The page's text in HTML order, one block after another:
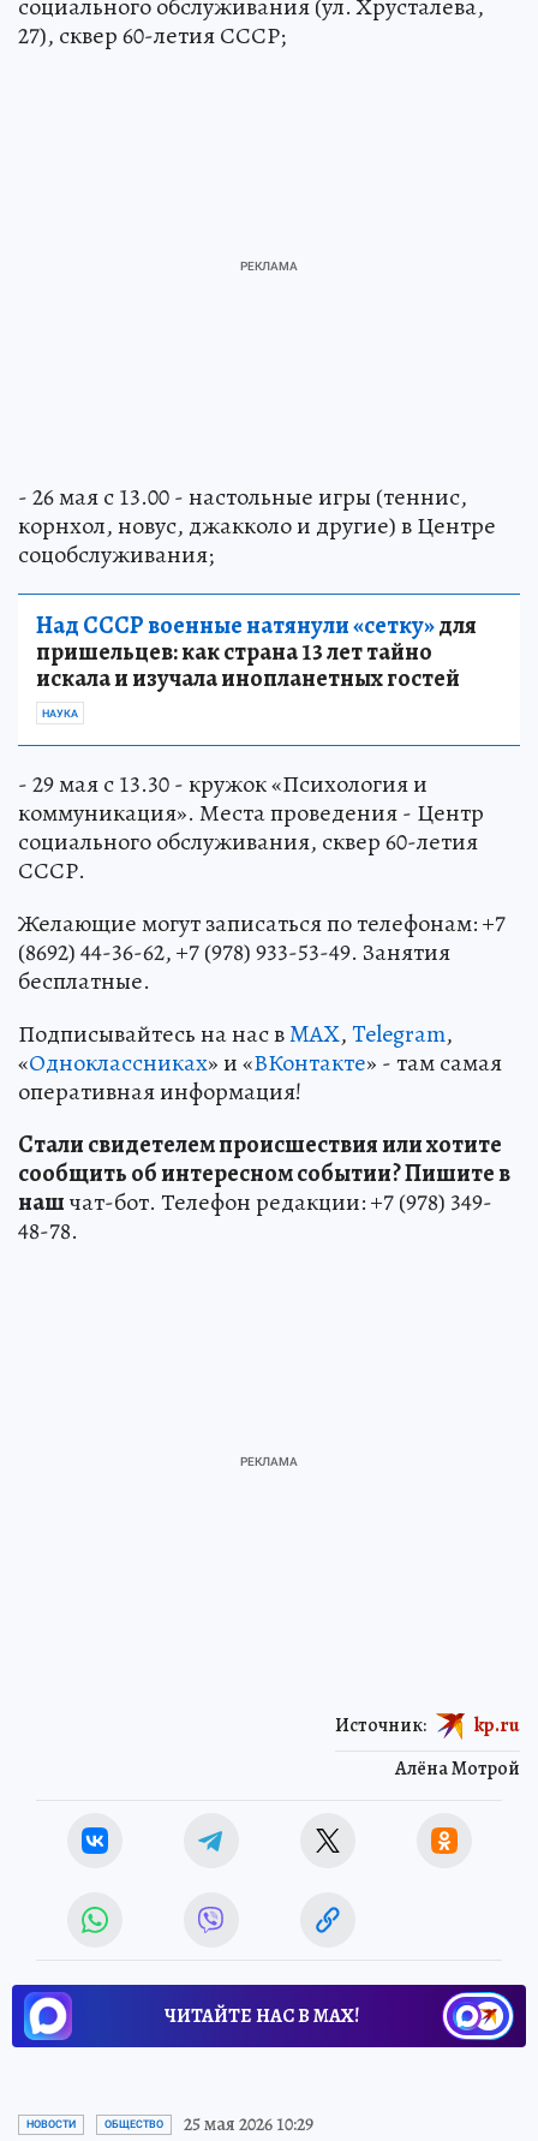
социального обслуживания (ул. Хрусталева,
27), сквер 60-летия СССР;
- 26 мая с 13.00 - настольные игры (теннис,
корнхол, новус, джакколо и другие) в Центре
соцобслуживания;
Над СССР военные натянули «сетку»для
пришельцев: как страна 13 лет тайно
искала и изучала инопланетных гостей
НАУКА
- 29 мая с 13.30 - кружок «Психология и
коммуникация». Места проведения - Центр
социального обслуживания, сквер 60-летия
СССР.
Желающие могут записаться по телефонам: +7
(8692) 44-36-62, +7 (978) 933-53-49. Занятия
бесплатные.
Подписывайтесь на нас вMAX,Telegram,
«Одноклассниках» и «ВКонтакте» - там самая
оперативная информация!
Стали свидетелем происшествия или хотите
сообщить об интересном событии? Пишите в
нашчат-бот. Телефон редакции: +7 (978) 349-
48-78.
Алёна Мотрой
Источник: kp.ru
ЧИТАЙТЕ НАС В МАХ!
НОВОСТИ ОБЩЕСТВО 25 мая 2026 10:29